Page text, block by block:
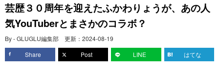
芸歴３０周年を迎えたふかわりょうが、あの人
気YouTuberとまさかのコラボ？
By - GLUGLU編集部 更新： 2024-08-19
Share
Post LINE はてな